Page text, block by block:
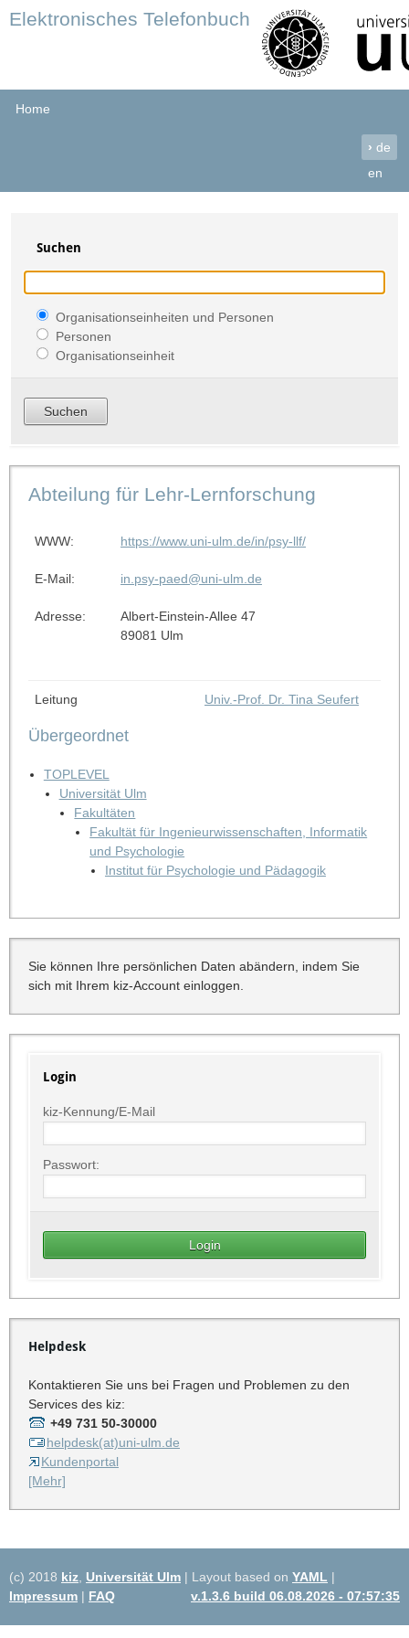
Elektronisches Telefonbuch
Home
› de
en
Suchen
Organisationseinheiten und Personen
Personen
Organisationseinheit
Abteilung für Lehr-Lernforschung
WWW: https://www.uni-ulm.de/in/psy-llf/
E-Mail: in.psy-paed@uni-ulm.de
Adresse:
Albert-Einstein-Allee 47
89081 Ulm
Leitung Univ.-Prof. Dr. Tina Seufert
Übergeordnet
TOPLEVEL
Universität Ulm
Fakultäten
Fakultät für Ingenieurwissenschaften, Informatik
und Psychologie
Institut für Psychologie und Pädagogik
Sie können Ihre persönlichen Daten abändern, indem Sie
sich mit Ihrem kiz-Account einloggen.
Login
kiz-Kennung/E-Mail
Passwort:
Helpdesk
Kontaktieren Sie uns bei Fragen und Problemen zu den
Services des kiz:
+49 731 50-30000
helpdesk(at)uni-ulm.de
Kundenportal
[Mehr]
(c) 2018 kiz Universität Ulm | Layout based on YAML |
Impressum | FAQ v.1.3.6 build 06.08.2026 - 07:57:35